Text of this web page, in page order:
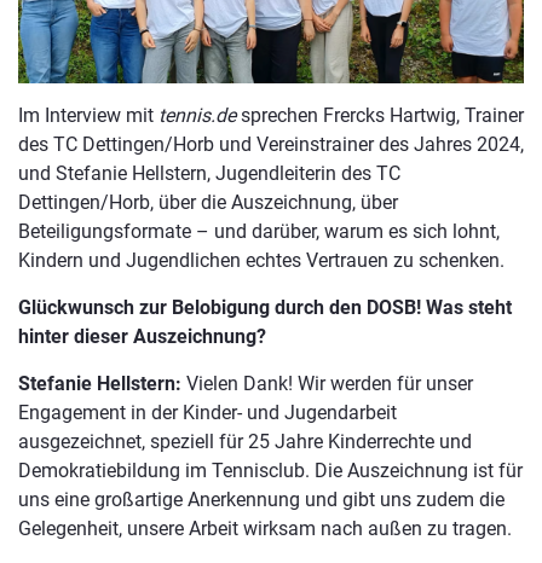
Im Interview mit tennis.desprechen Frercks Hartwig, Trainer
des TC Dettingen/Horb und Vereinstrainer des Jahres 2024,
und Stefanie Hellstern, Jugendleiterin des TC
Dettingen/Horb, über die Auszeichnung, über
Beteiligungsformate – und darüber, warum es sich lohnt,
Kindern und Jugendlichen echtes Vertrauen zu schenken.
Glückwunsch zur Belobigung durch den DOSB! Was steht
hinter dieser Auszeichnung?
Stefanie Hellstern: Vielen Dank! Wir werden für unser
Engagement in der Kinder- und Jugendarbeit
ausgezeichnet, speziell für 25 Jahre Kinderrechte und
Demokratiebildung im Tennisclub. Die Auszeichnung ist für
uns eine großartige Anerkennung und gibt uns zudem die
Gelegenheit, unsere Arbeit wirksam nach außen zu tragen.